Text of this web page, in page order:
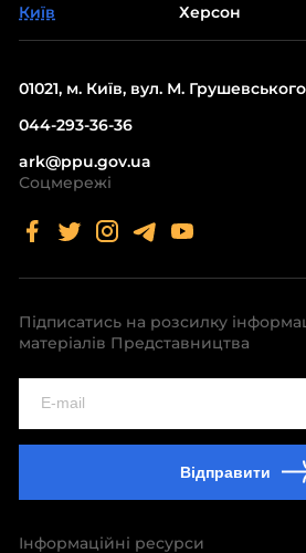
Київ Херсон
01021, м. Київ, вул. М.
044-293-36-36
ark@ppu.gov.ua
Соцмережі
Підписатись на розсилку
матеріалів Представництва
Відправити
Інформаційні ресурси